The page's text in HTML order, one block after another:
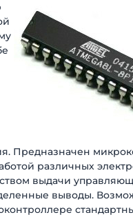
Предназначен
различных
выдачи
выводы.